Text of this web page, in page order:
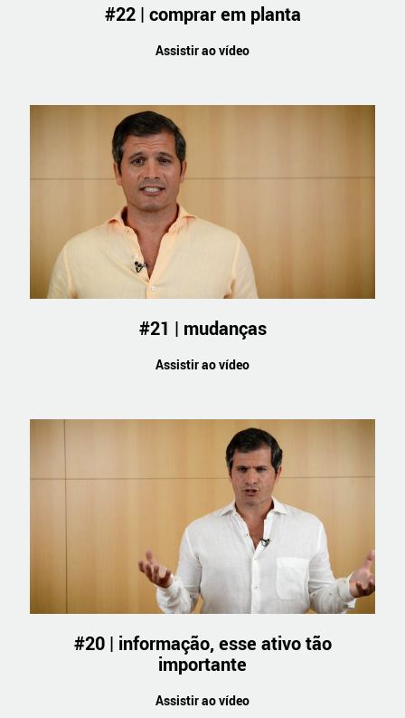
#22 | comprar em planta
Assistir ao vídeo
#21 | mudanças
Assistir ao vídeo
#20 | informação, esse ativo tão
importante
Assistir ao vídeo